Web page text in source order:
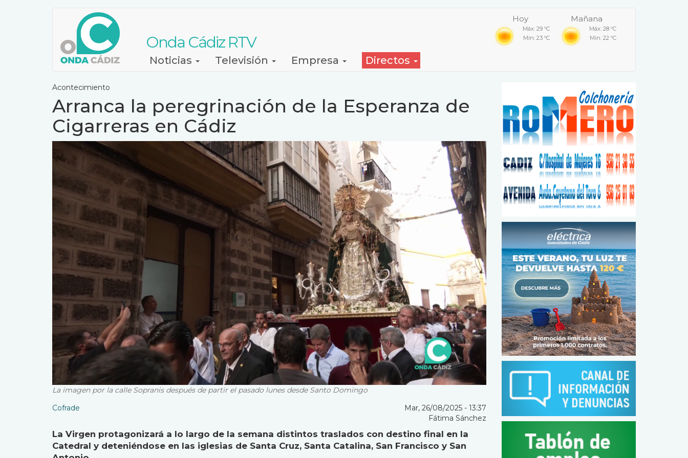
Onda Cádiz RTV
Hoy
Máx: 29 ºC
Min: 23 ºC
Mañana
Máx: 28 ºC
Min: 22 ºC
NavegaciónNoticias Televisión Empresa Directos
Acontecimiento
Arranca la peregrinación de la Esperanza de
Cigarreras en Cádiz
La imagen por la calle Sopranis después de partir el pasado lunes desde Santo Domingo
Cofrade
Mar, 26/08/2025 - 13:37
Fátima Sánchez
La Virgen protagonizará a lo largo de la semana distintos traslados con destino final en la
Catedral y deteniéndose en las iglesias de Santa Cruz, Santa Catalina, San Francisco y San